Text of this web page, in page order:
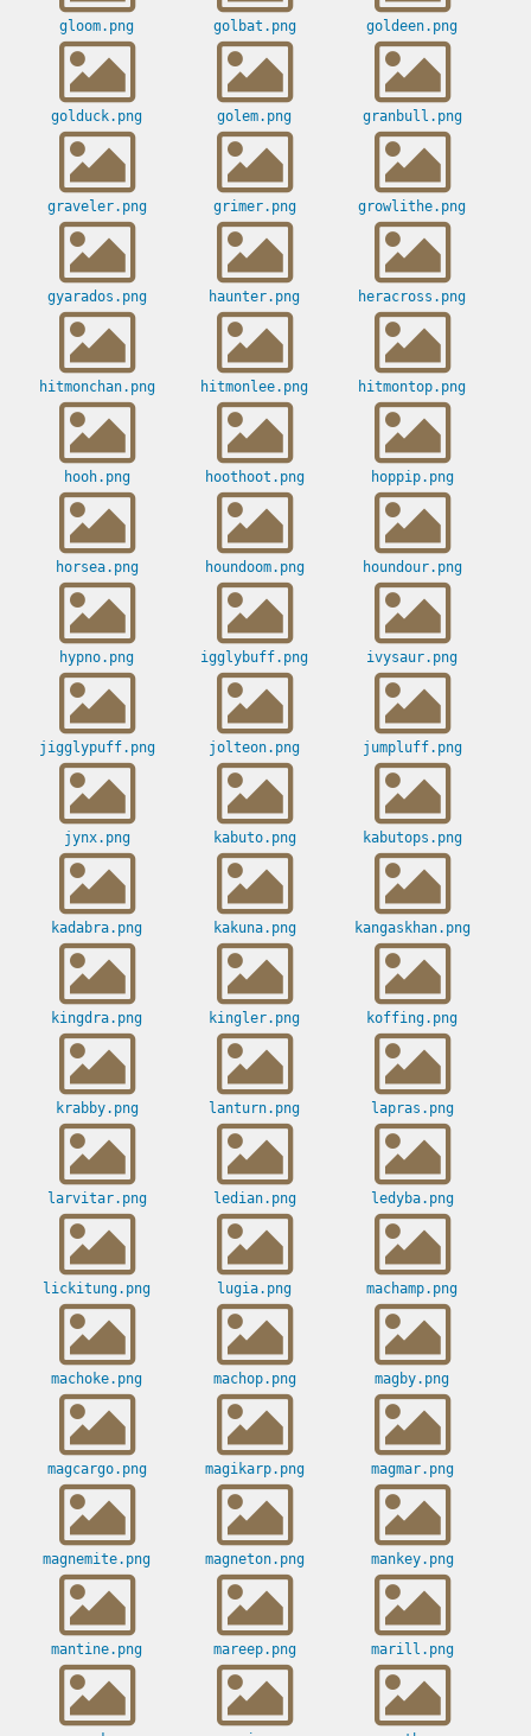
gloom.png golbat.png goldeen.png
golduck.png golem.png granbull.png
graveler.png grimer.png growlithe.png
gyarados.png haunter.png heracross.png
hitmonchan.png hitmonlee.png hitmontop.png
hooh.png hoothoot.png hoppip.png
horsea.png houndoom.png houndour.png
hypno.png igglybuff.png ivysaur.png
jigglypuff.png jolteon.png jumpluff.png
jynx.png kabuto.png kabutops.png
kadabra.png kakuna.png kangaskhan.png
kingdra.png kingler.png koffing.png
krabby.png lanturn.png lapras.png
larvitar.png ledian.png ledyba.png
lickitung.png lugia.png machamp.png
machoke.png machop.png magby.png
magcargo.png magikarp.png magmar.png
magnemite.png magneton.png mankey.png
mantine.png mareep.png marill.png